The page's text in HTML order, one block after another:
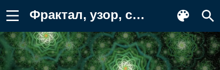
Фрактал, узор, свечение Обои на телефон